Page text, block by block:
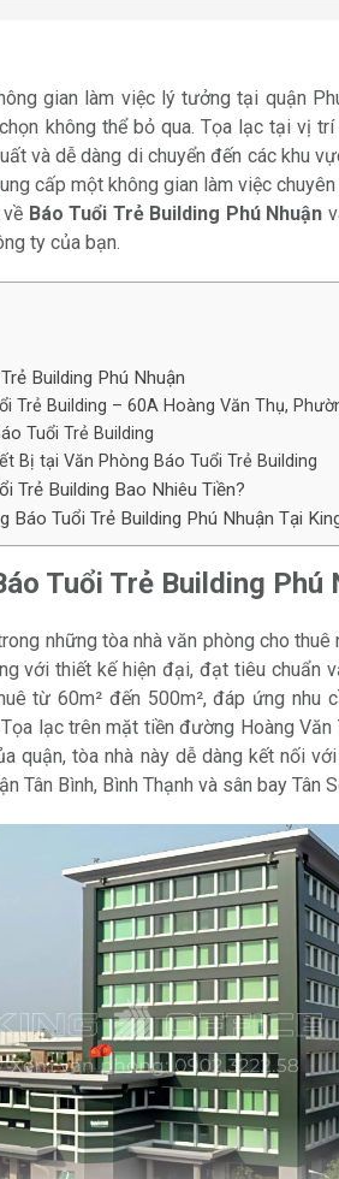
gian làm việc lý tưởng tại quận
không thể bỏ qua. Tọa lạc tại vị
và dễ dàng di chuyển đến các khu
cấp một không gian làm việc
Báo Tuổi Trẻ Building Phú Nhuận
ty của bạn.
Building Phú Nhuận
Trẻ Building – 60A Hoàng Văn Thụ,
Tuổi Trẻ Building
Bị tại Văn Phòng Báo Tuổi Trẻ Building
Trẻ Building Bao Nhiêu Tiền?
Báo Tuổi Trẻ Building Phú Nhuận Tại
Tuổi Trẻ Building Phú
những tòa nhà văn phòng cho
với thiết kế hiện đại, đạt tiêu chuẩn
từ 60m² đến 500m², đáp ứng nhu
lạc trên mặt tiền đường Hoàng Văn
quận, tòa nhà này dễ dàng kết nối
Tân Bình, Bình Thạnh và sân bay Tân